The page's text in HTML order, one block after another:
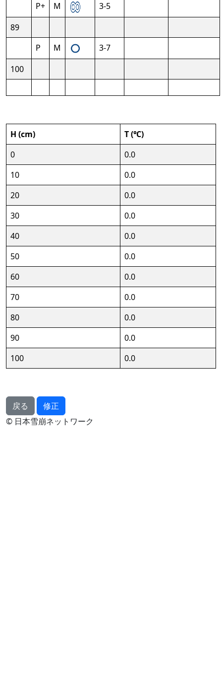
P+
M
3-5
89
P
M
3-7
100
H (cm)
T (℃)
0
0.0
10
0.0
20
0.0
30
0.0
40
0.0
50
0.0
60
0.0
70
0.0
80
0.0
90
0.0
100
0.0
戻る
修正
© 日本雪崩ネットワーク